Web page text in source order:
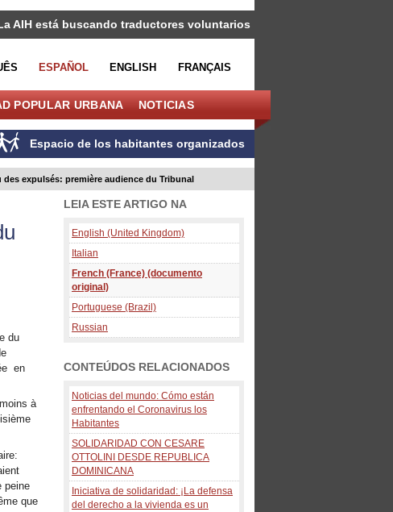
AIH está buscando traductores voluntarios
ESPAÑOL ENGLISH FRANÇAIS
POPULAR URBANA NOTICIAS
Espacio de los habitantes organizados
expulsés: première audience du Tribunal
du
en
à
peine
que
LEIA ESTE ARTIGO NA
English (United Kingdom)
Italian
French (France) (documento
original)
Portuguese (Brazil)
Russian
CONTEÚDOS RELACIONADOS
Noticias del mundo: Cómo están
enfrentando el Coronavirus los
Habitantes
SOLIDARIDAD CON CESARE
OTTOLINI DESDE REPUBLICA
DOMINICANA
Iniciativa de solidaridad: ¡La defensa
del derecho a la vivienda es un